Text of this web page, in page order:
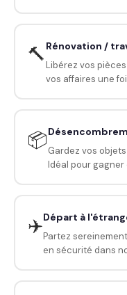
🔨 Rénovation /
Libérez vos
vos affaires une
📦Gardez vos
Idéal pour gagner
✈️Départ à
Partez
en sécurité dans